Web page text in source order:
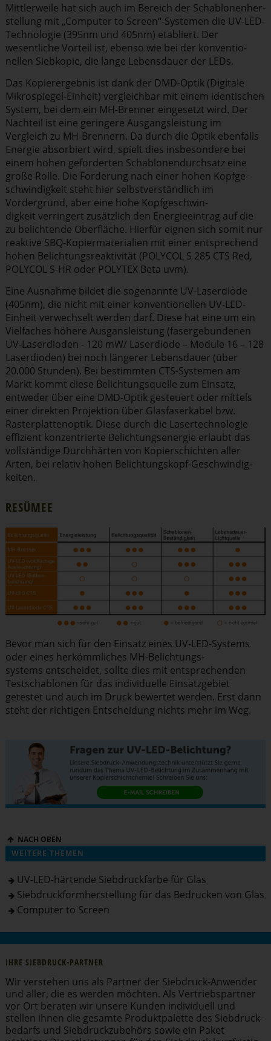
Mittler­weile hat sich auch im Bereich der Schablo­nen­her­
stellung mit „Computer to Screen“-Systemen die UV-LED-
Technologie (395nm und 405nm) etabliert. Der
wesentliche Vorteil ist, ebenso wie bei der konven­tio­
nellen Siebkopie, die lange Lebensdauer der LEDs.
Das Kopier­er­gebnis ist dank der DMD-Optik (Digitale
Mikro­spiegel-Einheit) vergleichbar mit einem identischen
System, bei dem ein MH-Brenner eingesetzt wird. Der
Nachteil ist eine geringere Ausgangs­leistung im
Vergleich zu MH-Brennern. Da durch die Optik ebenfalls
Energie absorbiert wird, spielt dies insbe­sondere bei
einem hohen geforderten Schablo­nen­durchsatz eine
große Rolle. Die Forderung nach einer hohen Kopfge­
schwin­digkeit steht hier selbst­ver­ständlich im
Vordergrund, aber eine hohe Kopfge­schwin­
digkeit verringert zusätzlich den Energie­eintrag auf die
zu belichtende Oberfläche. Hierfür eignen sich somit nur
reaktive SBQ-Kopier­ma­te­rialien mit einer entspre­chend
hohen Belich­tungs­re­ak­ti­vität (POLYCOL S 285 CTS Red,
POLYCOL S-HR oder POLYTEX Beta uvm).
Eine Ausnahme bildet die sogenannte UV-Laserdiode
(405nm), die nicht mit einer konven­tio­nellen UV-LED-
Einheit verwechselt werden darf. Diese hat eine um ein
Vielfaches höhere Ausgans­leistung (faser­ge­bun­denen
UV-Laserdioden - 120 mW/ Laserdiode – Module 16 – 128
Laserdioden) bei noch längerer Lebensdauer (über
20.000 Stunden). Bei bestimmten CTS-Systemen am
Markt kommt diese Belich­tungs­quelle zum Einsatz,
entweder über eine DMD-Optik gesteuert oder mittels
einer direkten Projektion über Glasfa­ser­kabel bzw.
Raster­plat­ten­optik. Diese durch die Laser­tech­no­logie
effizient konzen­trierte Belich­tungs­en­ergie erlaubt das
vollständige Durchhärten von Kopier­schichten aller
Arten, bei relativ hohen Belich­tungskopf-Geschwin­dig­
keiten.
RESÜMEE
Bevor man sich für den Einsatz eines UV-LED-Systems
oder eines herkömm­liches MH-Belich­tungs­
systems entscheidet, sollte dies mit entspre­chenden
Testscha­blonen für das indivi­duelle Einsatz­gebiet
getestet und auch im Druck bewertet werden. Erst dann
steht der richtigen Entscheidung nichts mehr im Weg.
NACH OBEN
WEITERE THEMEN
UV-LED-härtende Siebdruckfarbe für Glas
Siebdruckformherstellung für das Bedrucken von Glas
Computer to Screen
IHRE SIEBDRUCK-PARTNER
Wir verstehen uns als Partner der Siebdruck-Anwender
und aller, die es werden möchten. Als Vertriebs­partner
vor Ort beraten wir unsere Kunden individuell und
stellen ihnen die gesamte Produkt­pa­lette des Siebdruck­
be­darfs und Siebdruck­zu­behörs sowie ein Paket